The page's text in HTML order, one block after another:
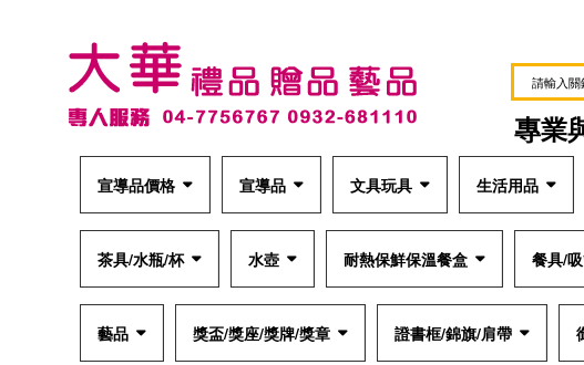
專業
宣導品價格 宣導品 文具玩具 生活用品
茶具/水瓶/杯 水壺 耐熱保鮮保溫餐盒 餐具/
藝品 獎盃/獎座/獎牌/獎章 證書框/錦旗/肩帶